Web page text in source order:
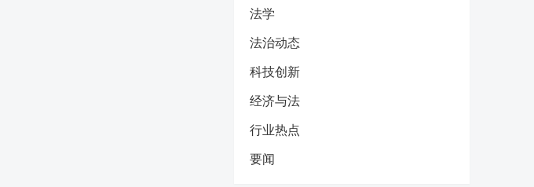
法学
法治动态
科技创新
经济与法
行业热点
要闻